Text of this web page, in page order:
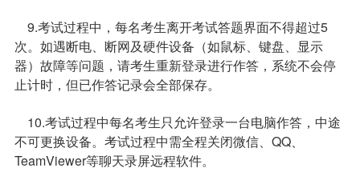
9.考试过程中，每名考生离开考试答题界面不得超过5
次。如遇断电、断网及硬件设备（如鼠标、键盘、显示
器）故障等问题，请考生重新登录进行作答，系统不会停
止计时，但已作答记录会全部保存。
10.考试过程中每名考生只允许登录一台电脑作答，中途
不可更换设备。考试过程中需全程关闭微信、QQ、
TeamViewer等聊天录屏远程软件。